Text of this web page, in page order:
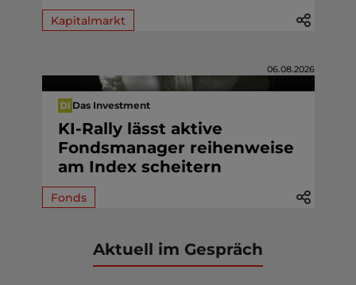
Kapitalmarkt
06.08.2026
Das Investment
KI-Rally lässt aktive
Fondsmanager reihenweise
am Index scheitern
Fonds
Aktuell im Gespräch